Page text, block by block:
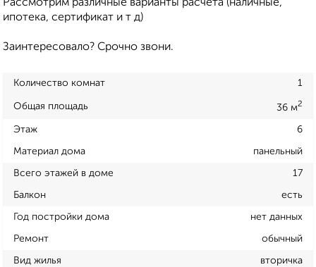
Рассмотрим различные варианты расчета (наличные,
ипотека, сертификат и т д)
Заинтересовало? Срочно звони.
Количество комнат 1
Общая площадь 36 м2
Этаж 6
Материал дома панельный
Всего этажей в доме 17
Балкон есть
Год постройки дома нет данных
Ремонт обычный
Вид жилья вторичка